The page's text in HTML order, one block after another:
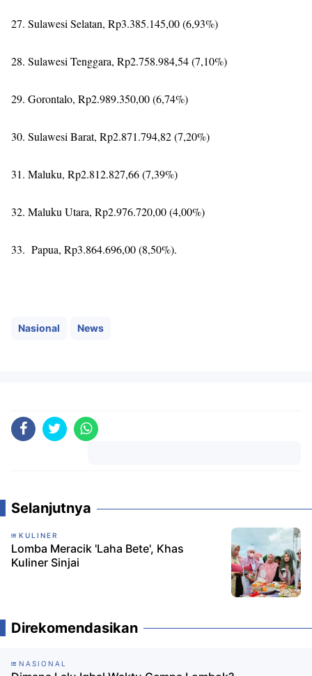
27. Sulawesi Selatan, Rp3.385.145,00 (6,93%)
28. Sulawesi Tenggara, Rp2.758.984,54 (7,10%)
29. Gorontalo, Rp2.989.350,00 (6,74%)
30. Sulawesi Barat, Rp2.871.794,82 (7,20%)
31. Maluku, Rp2.812.827,66 (7,39%)
32. Maluku Utara, Rp2.976.720,00 (4,00%)
33. Papua, Rp3.864.696,00 (8,50%).
Nasional News
Selanjutnya
KULINER
Lomba Meracik 'Laha Bete', Khas
Kuliner Sinjai
Direkomendasikan
NASIONAL